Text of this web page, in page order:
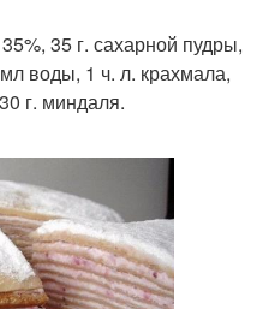
35 г. сахарной пудры,
воды, 1 ч. л. крахмала,
г. миндаля.